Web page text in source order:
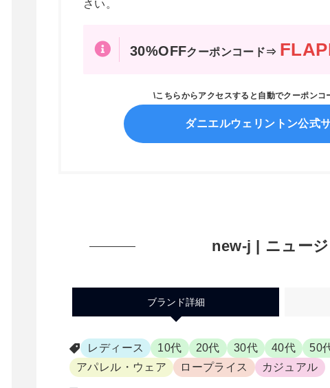
さい。
30%OFFクーポンコード⇒
\こちらからアクセスすると自動でクーポンコ
ダニエルウェリントン公式
new-j | ニュー
ブランド詳細
レディース 10代 20代 30代 40代
50
アパレル・ウェア
ロープライス カジュアル